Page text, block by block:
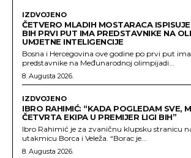
IZDVOJENO
ČETVERO MLADIH MOSTARACA
BIH PRVI PUT IMA PREDSTAVNIKE NA
UMJETNE INTELIGENCIJE
Bosna i Hercegovina ove godine po prvi put
predstavnike na Međunarodnoj olimpijadi...
8. Augusta 2026.
IZDVOJENO
IBRO RAHIMIĆ: “KADA POGLEDAM SVE,
ČETVRTA EKIPA U PREMIJER LIGI BIH”
Ibro Rahimić je za zvaničnu klupsku stranicu
utakmicu Borca i Veleža. “Borac je...
8. Augusta 2026.